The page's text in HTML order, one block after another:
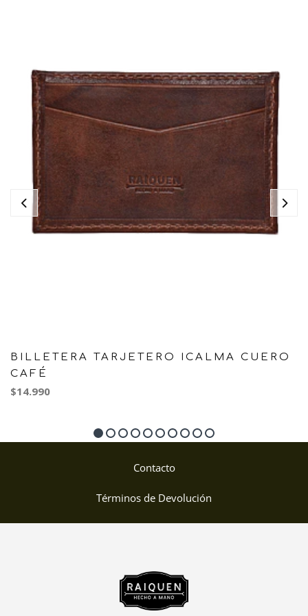
BILLETERA TARJETERO ICALMA CUERO
CAFÉ
$14.990
Contacto
Términos de Devolución